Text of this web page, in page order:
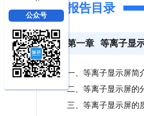
报告目录
第一章 等离子显
一、等离子显示屏简
二、等离子显示屏的
三、等离子显示屏的
公众号